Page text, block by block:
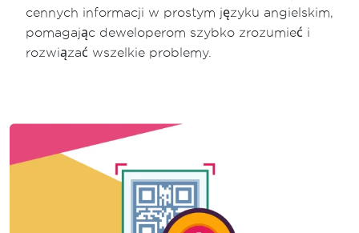
cennych informacji w prostym języku angielskim,
pomagając deweloperom szybko zrozumieć i
rozwiązać wszelkie problemy.